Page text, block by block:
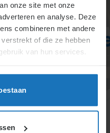
onze site met onze
en analyse. Deze
combineren met andere
of die ze hebben
van hun services.
en bieden
systeem vraagt
duidelijke communicatie
en het afstemmen